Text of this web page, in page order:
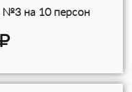
№3 на 10 персон